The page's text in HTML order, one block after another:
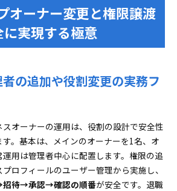
オーナー変更と権限譲渡
実現する極意
の追加や役割変更の実務フ
オーナーの運用は、役割の設計で安全性
。基本は、メインのオーナーを1名、オ
用は管理者中心に配置します。権限の追
ロフィールのユーザー管理から実施し、
招待→承認→確認の順番が安全です。退職